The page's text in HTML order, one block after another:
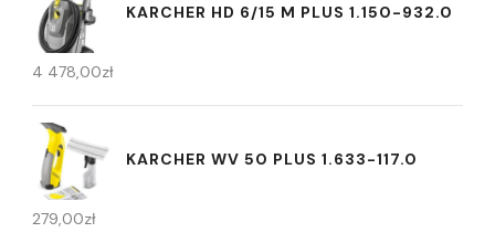
KARCHER HD 6/15 M PLUS 1.150-932.0
4 478,00zł
KARCHER WV 50 PLUS 1.633-117.0
279,00zł